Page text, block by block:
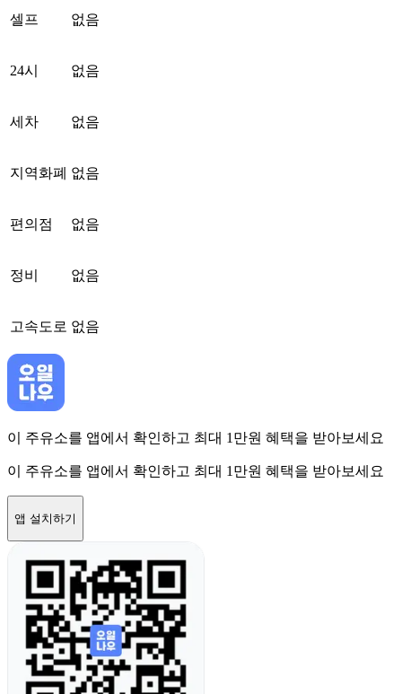
셀프 없음
24시 없음
세차 없음
지역화폐 없음
편의점 없음
정비 없음
고속도로 없음
이 주유소를 앱에서 확인하고 최대 1만원 혜택을 받아보세요
이 주유소를 앱에서 확인하고 최대 1만원 혜택을 받아보세요
앱 설치하기